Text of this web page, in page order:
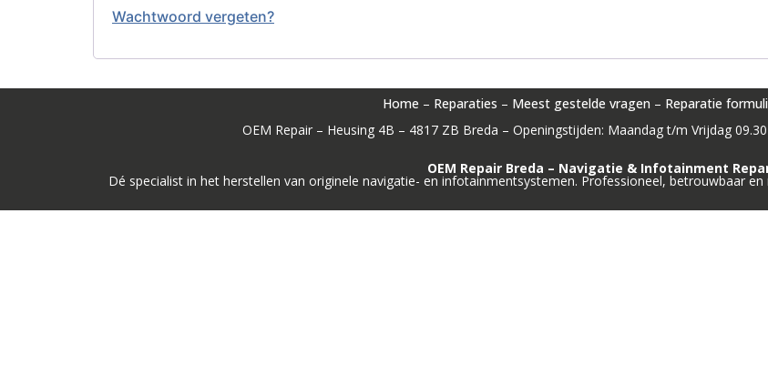
Wachtwoord vergeten?
Home – Reparaties – Meest gestelde vragen – Reparatie
OEM Repair – Heusing 4B – 4817 ZB Breda – Openingstijden: Maandag t/m Vrijdag
OEM Repair Breda – Navigatie & Infotainment
Dé specialist in het herstellen van originele navigatie- en infotainmentsystemen. Professioneel, betrouwbaar